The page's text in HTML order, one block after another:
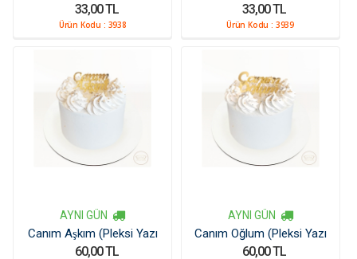
33,00 TL
Ürün Kodu : 3938
33,00 TL
Ürün Kodu : 3939
AYNI GÜN
Canım Aşkım (Pleksi Yazı
60,00 TL
AYNI GÜN
Canım Oğlum (Pleksi Yazı
60,00 TL